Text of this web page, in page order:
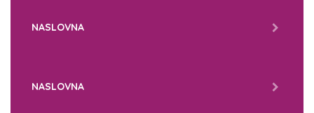
NASLOVNA
NASLOVNA